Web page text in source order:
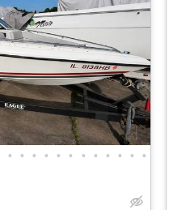
• • • • • • • • • • • •